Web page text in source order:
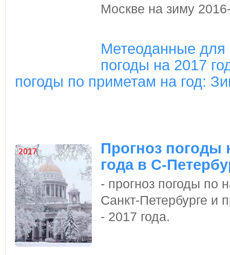
Москве на зиму
Метеоданные для
погоды на 2017
погоды по приметам на год:
2017
Прогноз погоды
года в С-
- прогноз погоды по
Санкт-Петербурге и
- 2017 года.